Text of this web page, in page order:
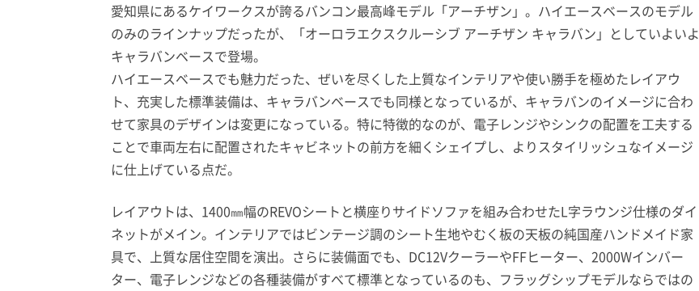
愛知県にあるケイワークスが誇るバンコン最高峰モデル「アーチザン」。ハイエースベースのモデル
のみのラインナップだったが、「オーロラエクスクルーシブ アーチザン キャラバン」としていよいよ
キャラバンベースで登場。
ハイエースベースでも魅力だった、ぜいを尽くした上質なインテリアや使い勝手を極めたレイアウ
ト、充実した標準装備は、キャラバンベースでも同様となっているが、キャラバンのイメージに合わ
せて家具のデザインは変更になっている。特に特徴的なのが、電子レンジやシンクの配置を工夫する
ことで車両左右に配置されたキャビネットの前方を細くシェイプし、よりスタイリッシュなイメージ
に仕上げている点だ。
レイアウトは、1400㎜幅のREVOシートと横座りサイドソファを組み合わせたL字ラウンジ仕様のダイ
ネットがメイン。インテリアではビンテージ調のシート生地やむく板の天板の純国産ハンドメイド家
具で、上質な居住空間を演出。さらに装備面でも、DC12VクーラーやFFヒーター、2000Wインバー
ター、電子レンジなどの各種装備がすべて標準となっているのも、フラッグシップモデルならではの